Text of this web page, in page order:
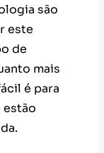
são
este
de
mais
é para
estão